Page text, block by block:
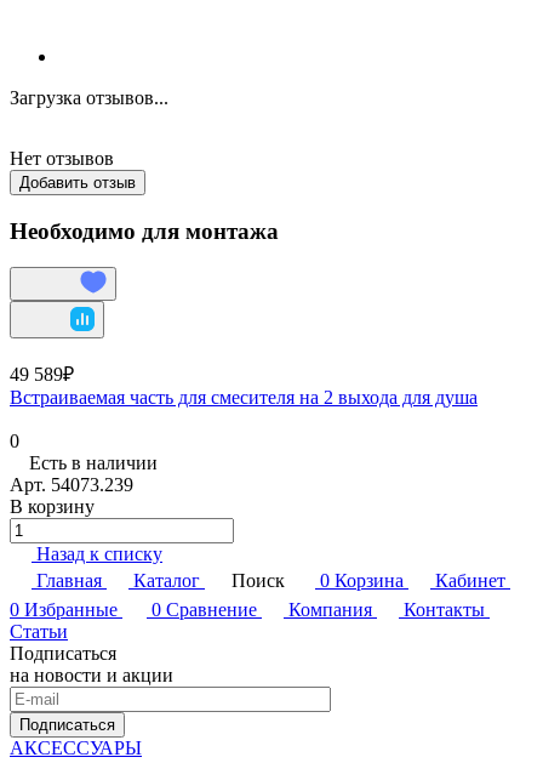
Загрузка отзывов...
Нет отзывов
Добавить отзыв
Необходимо для монтажа
49 589₽
Встраиваемая часть для смесителя на 2 выхода для душа
0
Есть в наличии
Арт. 54073.239
В корзину
Назад к списку
Главная
Каталог Поиск 0 Корзина
Кабинет
0 Избранные 0 Сравнение Компания
Контакты
Статьи
Подписаться
на новости и акции
Подписаться
АКСЕССУАРЫ